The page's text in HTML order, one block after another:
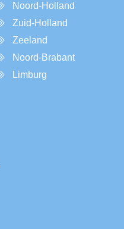
Noord-Holland
Zuid-Holland
Zeeland
Noord-Brabant
Limburg